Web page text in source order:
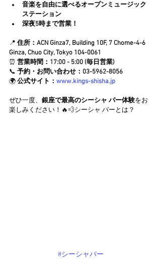
音楽を自由に選べるオープンミュージック
ステーション
深夜5時まで営業！
📍 住所：ACN Ginza7, Building 10F, 7 Chome-4-6
Ginza, Chuo City, Tokyo 104-0061
⏰ 営業時間：17:00 - 5:00 (毎日営業)
📞 予約・お問い合わせ：03-5962-8056
🌍 公式サイト： www.kings-shisha.jp
ぜひ一度、 銀座で最高のシーシャ バー体験をお
楽しみください！🔥💨シーシャ バーとは？
#シーシャバー